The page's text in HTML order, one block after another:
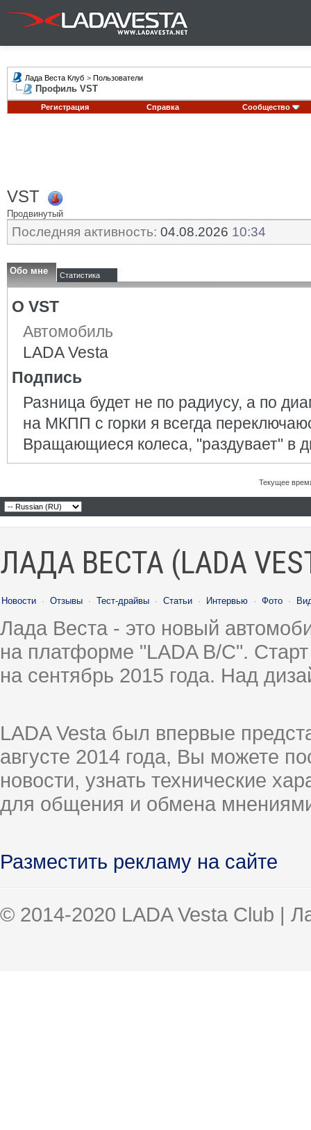
Лада Веста Клуб > Пользователи
Профиль VST
Регистрация Справка Сообщество
VST
Продвинутый
Последняя активность: 04.08.2026 10:34
Обо мне Статистика
О VST
Автомобиль
LADA Vesta
Подпись
Разница будет не по радиусу, а по
на МКПП с горки я всегда
Вращающиеся колеса, "раздувает" в
Текущее
ЛАДА ВЕСТА (LADA
Новости · Отзывы · Тест-драйвы · Статьи · Интервью · Фото ·
Лада Веста - это новый
на платформе "LADA B/C".
на сентябрь 2015 года. Над
LADA Vesta был впервые
августе 2014 года, Вы можете
новости, узнать технические
для общения и обмена
Разместить рекламу на сайте
© 2014-2020 LADA Vesta Club |